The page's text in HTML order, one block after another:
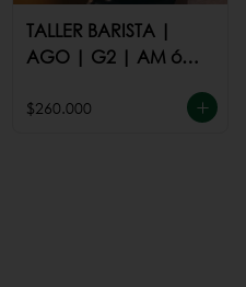
TALLER BARISTA |
AGO | G2 | AM ó
$260.000